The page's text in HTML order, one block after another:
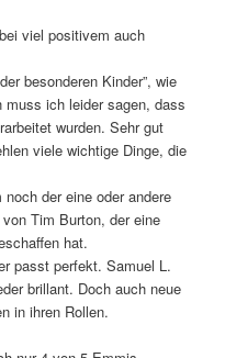
viel positivem auch
besonderen Kinder”, wie
muss ich leider sagen, dass
wurden. Sehr gut
viele wichtige Dinge, die
der eine oder andere
Tim Burton, der eine
hat.
passt perfekt. Samuel L.
brillant. Doch auch neue
in ihren Rollen.